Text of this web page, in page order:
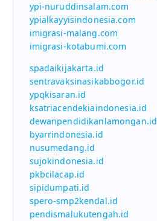
ypi-nuruddinsalam.com
ypialkayyisindonesia.com
imigrasi-malang.com
imigrasi-kotabumi.com
spadaikijakarta.id
sentravaksinasikabbogor.id
ypqkisaran.id
ksatriacendekiaindonesia.id
dewanpendidikanlamongan.id
byarrindonesia.id
nusumedang.id
sujokindonesia.id
pkbcilacap.id
sipidumpati.id
spero-smp2kendal.id
pendismalukutengah.id